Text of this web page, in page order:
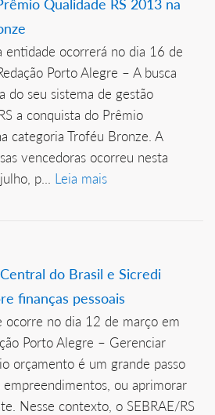
Qualidade RS 2013 na
entidade ocorrerá no dia 16 de
Porto Alegre – A busca
do seu sistema de gestão
a conquista do Prêmio
categoria Troféu Bronze. A
vencedoras ocorreu nesta
p... Leia mais
do Brasil e Sicredi
finanças pessoais
ocorre no dia 12 de março em
Porto Alegre – Gerenciar
orçamento é um grande passo
ou aprimorar
Nesse contexto, o SEBRAE/RS